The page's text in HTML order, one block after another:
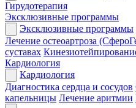
Гирудотерапия
Эксклюзивные программы
Эксклюзивные программы
Лечение остеоартроза
суставах
Кардиология
Кардиология
Диагностика сердца и сосудов
капельницы Лечение аритмии